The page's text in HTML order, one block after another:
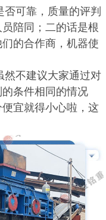
可靠，质量的评判
陪同；二的话是根
的合作商，机器使
不建议大家通过对
条件相同的情况
宜就得小心啦，这